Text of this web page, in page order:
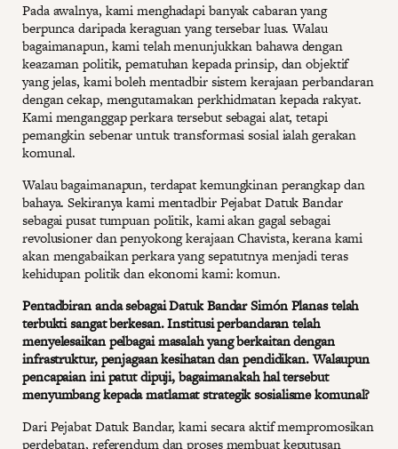
Pada awalnya, kami menghadapi banyak cabaran yang
berpunca daripada keraguan yang tersebar luas. Walau
bagaimanapun, kami telah menunjukkan bahawa dengan
keazaman politik, pematuhan kepada prinsip, dan objektif
yang jelas, kami boleh mentadbir sistem kerajaan perbandaran
dengan cekap, mengutamakan perkhidmatan kepada rakyat.
Kami menganggap perkara tersebut sebagai alat, tetapi
pemangkin sebenar untuk transformasi sosial ialah gerakan
komunal.
Walau bagaimanapun, terdapat kemungkinan perangkap dan
bahaya. Sekiranya kami mentadbir Pejabat Datuk Bandar
sebagai pusat tumpuan politik, kami akan gagal sebagai
revolusioner dan penyokong kerajaan Chavista, kerana kami
akan mengabaikan perkara yang sepatutnya menjadi teras
kehidupan politik dan ekonomi kami: komun.
Pentadbiran anda sebagai Datuk Bandar Simón Planas telah
terbukti sangat berkesan. Institusi perbandaran telah
menyelesaikan pelbagai masalah yang berkaitan dengan
infrastruktur, penjagaan kesihatan dan pendidikan. Walaupun
pencapaian ini patut dipuji, bagaimanakah hal tersebut
menyumbang kepada matlamat strategik sosialisme komunal?
Dari Pejabat Datuk Bandar, kami secara aktif mempromosikan
perdebatan, referendum dan proses membuat keputusan